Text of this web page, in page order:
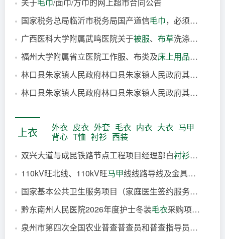
5分钟前
国家税务总局临沂市税务局国产道信毛巾，必须同一品牌，同等质量，反拍结束后需要次日送到指定仓库网上商城电子反拍项目采购公告
5分钟前
广西医科大学附属武鸣医院关于被服、 布草洗涤服务采购项目中标公告
10分钟前
福州大学附属省立医院工作服、布类及床上用品采购项目
10分钟前
林口县朱家镇人民政府林口县朱家镇人民政府其他
16分钟前
林口县朱家镇人民政府林口县朱家镇人民政府其他
16分钟前
上衣 外衣 皮衣 外套 毛衣 内衣 大衣 马甲
背心 T恤 衬衫 西装
双兴大道与成昆铁路节点工程项目经理部白衬衫物资采购
10分钟前
110kV旺北线、110kV旺马甲线线路导线及金具大修涉铁业务采购项目-竞争性谈判采购-终止公告
37分钟前
国家基本公共卫生服务项目（家庭医生签约服务工作服/
39分钟前
黔东南州人民医院2026年度护士冬装毛衣采购项目采购公告
1小时前
泉州市第四次全国农业普查普查员和普查指导员
马甲